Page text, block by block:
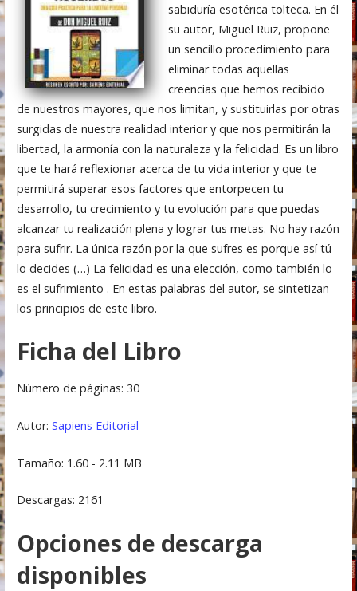
sabiduría esotérica tolteca. En él
su autor, Miguel Ruiz, propone
un sencillo procedimiento para
eliminar todas aquellas
creencias que hemos recibido
de nuestros mayores, que nos limitan, y sustituirlas por otras
surgidas de nuestra realidad interior y que nos permitirán la
libertad, la armonía con la naturaleza y la felicidad. Es un libro
que te hará reflexionar acerca de tu vida interior y que te
permitirá superar esos factores que entorpecen tu
desarrollo, tu crecimiento y tu evolución para que puedas
alcanzar tu realización plena y lograr tus metas. No hay razón
para sufrir. La única razón por la que sufres es porque así tú
lo decides (…) La felicidad es una elección, como también lo
es el sufrimiento . En estas palabras del autor, se sintetizan
los principios de este libro.
Ficha del Libro
Número de páginas: 30
Autor: Sapiens Editorial
Tamaño: 1.60 - 2.11 MB
Descargas: 2161
Opciones de descarga
disponibles